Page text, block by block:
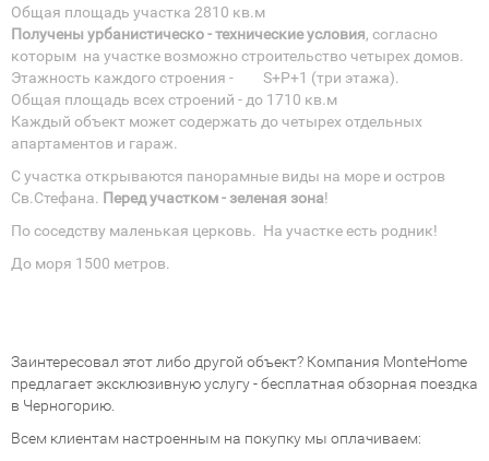
Общая площадь участка 2810 кв.м
Получены урбанистическо - технические условия, согласно
которым на участке возможно строительство четырех домов.
Этажность каждого строения - S+P+1 (три этажа).
Общая площадь всех строений - до 1710 кв.м
Каждый объект может содержать до четырех отдельных
апартаментов и гараж.
С участка открываются панорамные виды на море и остров
Св.Стефана. Перед участком - зеленая зона!
По соседству маленькая церковь. На участке есть родник!
До моря 1500 метров.
Заинтересовал этот либо другой объект? Компания MonteHome
предлагает эксклюзивную услугу - бесплатная обзорная поездка
в Черногорию.
Всем клиентам настроенным на покупку мы оплачиваем: